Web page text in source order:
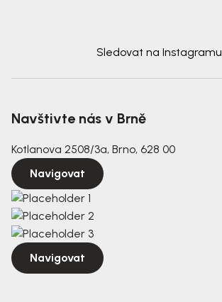
Sledovat na Instagramu
Navštivte nás v Brně
Kotlanova 2508/3a, Brno, 628 00
Navigovat
Navigovat